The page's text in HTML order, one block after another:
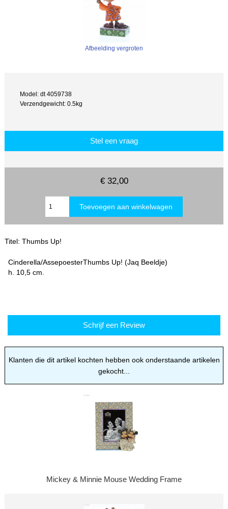
Afbeelding vergroten
Model: dt 4059738
Verzendgewicht: 0.5kg
Stel een vraag
€ 32,00
Titel: Thumbs Up!
Cinderella/AssepoesterThumbs Up! (Jaq Beeldje)
h. 10,5 cm.
Schrijf een Review
Klanten die dit artikel kochten hebben ook onderstaande artikelen
gekocht...
Mickey & Minnie Mouse Wedding Frame